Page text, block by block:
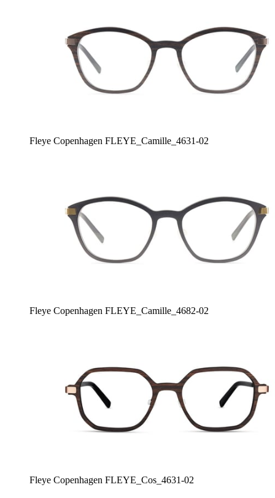
Fleye Copenhagen FLEYE_Camille_4631-02
Fleye Copenhagen FLEYE_Camille_4682-02
Fleye Copenhagen FLEYE_Cos_4631-02